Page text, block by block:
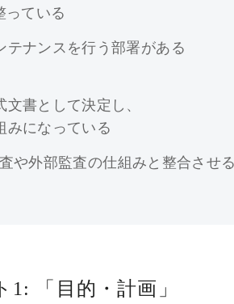
っている
テナンスを行う部署がある
書として決定し、
みになっている
や外部監査の仕組みと整合させ
1: 「目的・計画」